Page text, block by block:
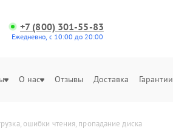
+7 (800) 301-55-83
Ежедневно, с 10:00 до 20:00
О нас Отзывы Доставка Гарантии
ошибки чтения, пропадание диска